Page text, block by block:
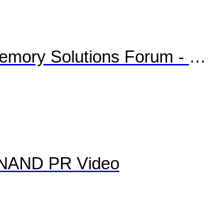
Solutions Forum -